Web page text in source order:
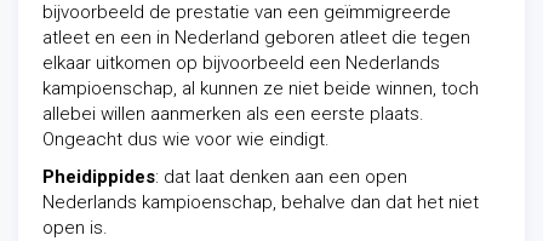
bijvoorbeeld de prestatie van een geïmmigreerde
atleet en een in Nederland geboren atleet die tegen
elkaar uitkomen op bijvoorbeeld een Nederlands
kampioenschap, al kunnen ze niet beide winnen, toch
allebei willen aanmerken als een eerste plaats.
Ongeacht dus wie voor wie eindigt.
Pheidippides: dat laat denken aan een open
Nederlands kampioenschap, behalve dan dat het niet
open is.